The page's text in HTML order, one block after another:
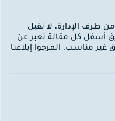
الإدارة، لا نقبل
أسفل كل مقالة تعبر عن
مناسب، المرجوا إبلاغنا